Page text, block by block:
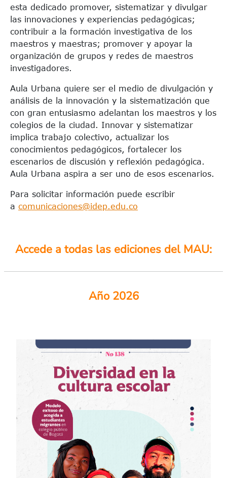
esta dedicado promover, sistematizar y divulgar
las innovaciones y experiencias pedagógicas;
contribuir a la formación investigativa de los
maestros y maestras; promover y apoyar la
organización de grupos y redes de maestros
investigadores.
Aula Urbana quiere ser el medio de divulgación y
análisis de la innovación y la sistematización que
con gran entusiasmo adelantan los maestros y los
colegios de la ciudad. Innovar y sistematizar
implica trabajo colectivo, actualizar los
conocimientos pedagógicos, fortalecer los
escenarios de discusión y reflexión pedagógica.
Aula Urbana aspira a ser uno de esos escenarios.
Para solicitar información puede escribir
a comunicaciones@idep.edu.co
Accede a todas las ediciones del MAU:
Año 2026